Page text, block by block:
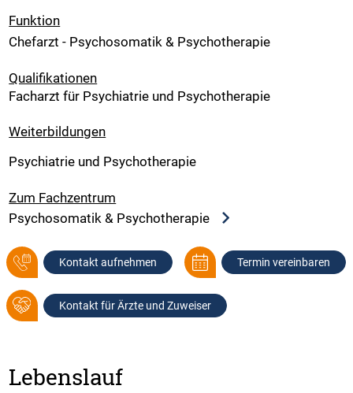
Funktion
Chefarzt - Psychosomatik & Psychotherapie
Qualifikationen
Facharzt für Psychiatrie und Psychotherapie
Weiterbildungen
Psychiatrie und Psychotherapie
Zum Fachzentrum
Psychosomatik & Psychotherapie
Kontakt aufnehmen Termin vereinbaren
Kontakt für Ärzte und Zuweiser
Lebenslauf